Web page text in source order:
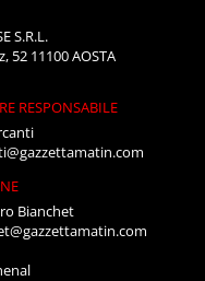
S.R.L.
52 11100 AOSTA
RESPONSABILE
Bianchet